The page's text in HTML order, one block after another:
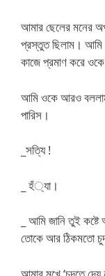
আমার ছেলের মনের
প্রস্তুত ছিলাম। আমি
কাজে প্রমাণ করে
আমি ওকে আরও
পারিস।
_সত্যি !
_ হঁ্যা।
_ আমি জানি তুই
তোকে আর ঠিকমতো